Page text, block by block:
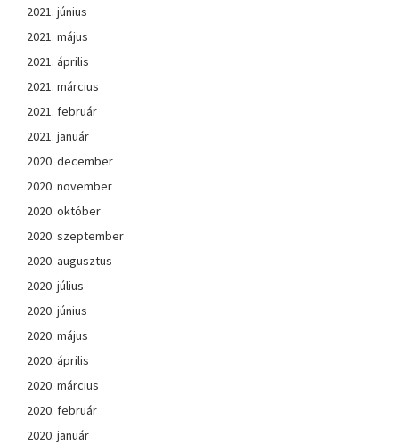
2021. június
2021. május
2021. április
2021. március
2021. február
2021. január
2020. december
2020. november
2020. október
2020. szeptember
2020. augusztus
2020. július
2020. június
2020. május
2020. április
2020. március
2020. február
2020. január